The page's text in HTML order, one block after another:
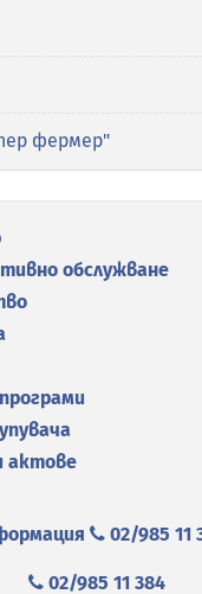
фермер"
обслужване
актове
02/985 11
02/985 11 384